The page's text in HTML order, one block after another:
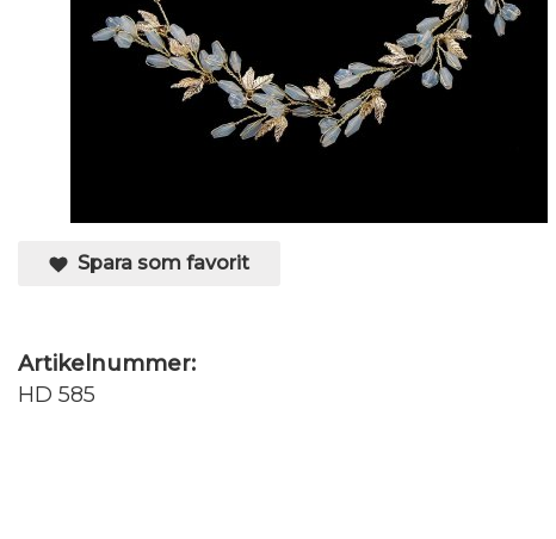
Spara som favorit
Artikelnummer:
HD 585